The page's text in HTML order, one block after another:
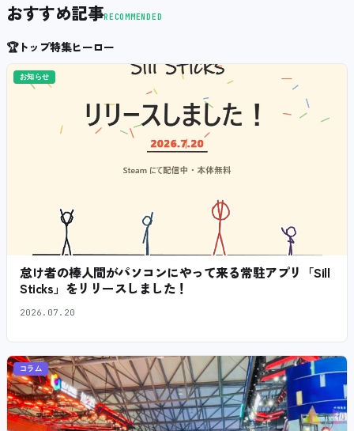
おすすめ記事RECOMMENDED
🏆トップ特集ヒーロー
お知らせ
怠け者の棒人間がパソコンにやって来る常駐アプリ「Sill
Sticks」をリリースしました！
2026.07.20
コラム